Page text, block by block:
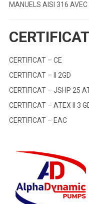
MANUELS AISI 316
CERTIFICAT
CERTIFICAT – CE
CERTIFICAT – II 2GD
CERTIFICAT – JSHP 25
CERTIFICAT – ATEX II 3
CERTIFICAT – EAC